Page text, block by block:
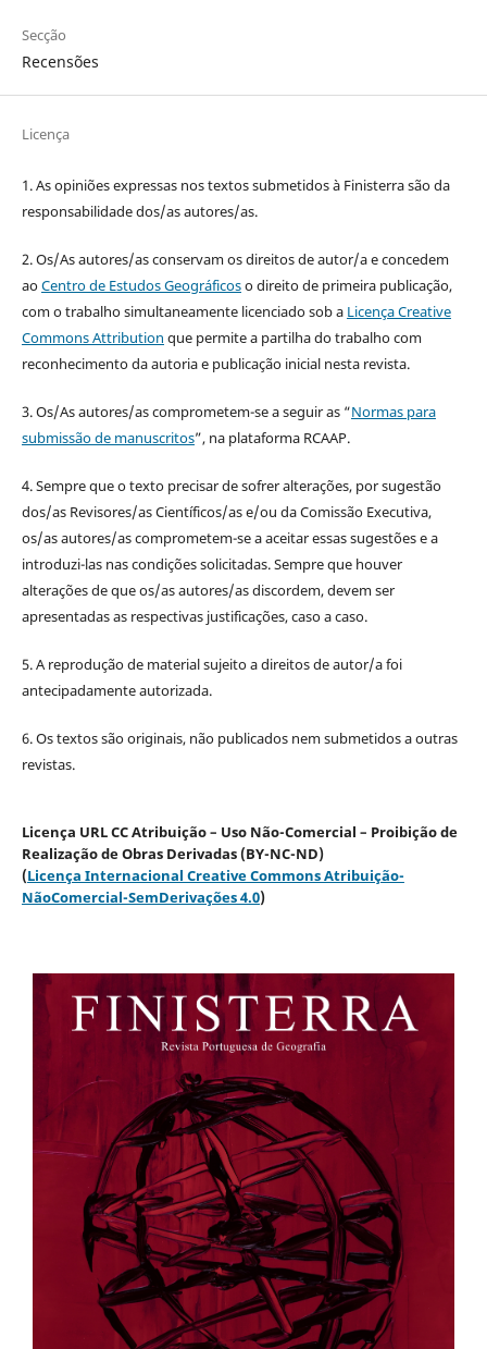
Secção
Recensões
Licença
1. As opiniões expressas nos textos submetidos à Finisterra são da
responsabilidade dos/as autores/as.
2. Os/As autores/as conservam os direitos de autor/a e concedem
aoCentro de Estudos Geográficoso direito de primeira publicação,
com o trabalho simultaneamente licenciado sob a Licença Creative
Commons Attribution que permite a partilha do trabalho com
reconhecimento da autoria e publicação inicial nesta revista.
3. Os/As autores/as comprometem-se a seguir as “Normas para
submissão de manuscritos”, na plataforma RCAAP.
4. Sempre que o texto precisar de sofrer alterações, por sugestão
dos/as Revisores/as Científicos/as e/ou da Comissão Executiva,
os/as autores/as comprometem-se a aceitar essas sugestões e a
introduzi-las nas condições solicitadas. Sempre que houver
alterações de que os/as autores/as discordem, devem ser
apresentadas as respectivas justificações, caso a caso.
5. A reprodução de material sujeito a direitos de autor/a foi
antecipadamente autorizada.
6. Os textos são originais, não publicados nem submetidos a outras
revistas.
Licença URL CC Atribuição – Uso Não-Comercial – Proibição de
Realização de Obras Derivadas (BY-NC-ND)
(Licença Internacional Creative Commons Atribuição-
NãoComercial-SemDerivações 4.0)